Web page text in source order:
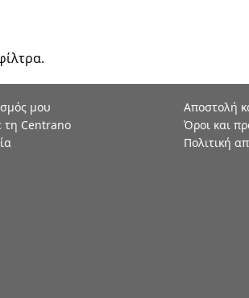
μου
τη Centrano
Αποστολή
Όροι και
Πολιτική